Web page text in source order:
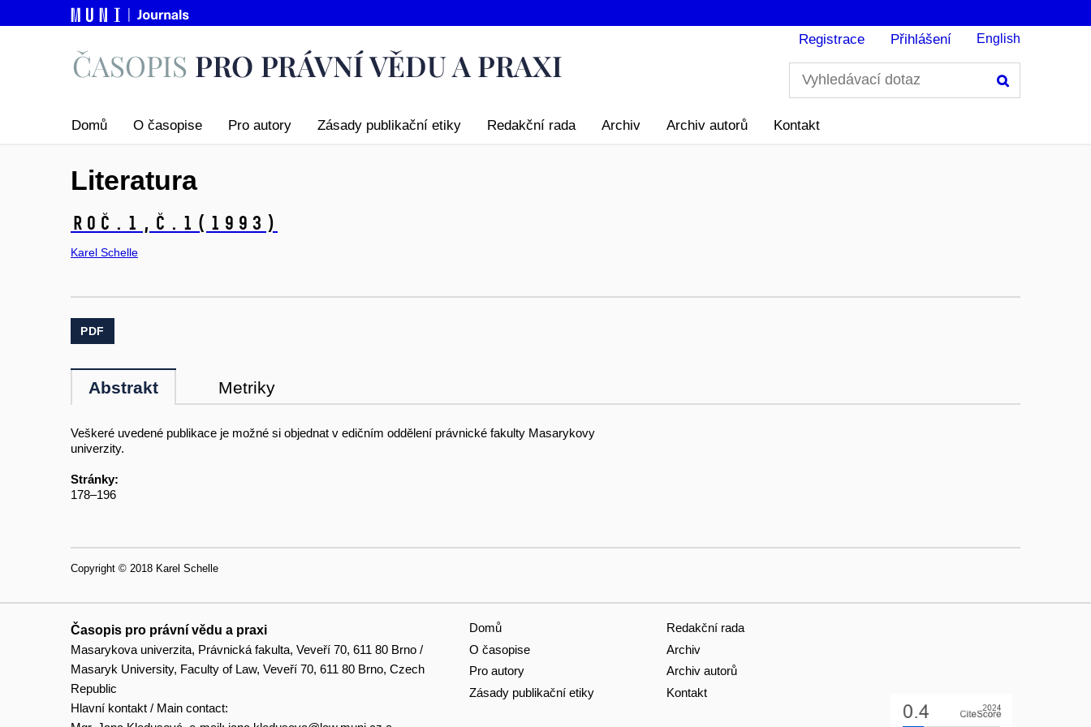
Registrace Přihlášení English
Domů O časopise Pro autory Zásady publikační etiky Redakční rada Archiv Archiv autorů Kontakt
Literatura
Roč.1, č.1 (1993)
Karel Schelle
PDF
Abstrakt Metriky
Veškeré uvedené publikace je možné si objednat v edičním oddělení právnické fakulty Masarykovy
univerzity.
Stránky:
178–196
Copyright © 2018 Karel Schelle
Časopis pro právní vědu a praxi
Masarykova univerzita, Právnická fakulta, Veveří 70, 611 80 Brno /
Masaryk University, Faculty of Law, Veveří 70, 611 80 Brno, Czech
Republic
Hlavní kontakt / Main contact:
Domů
O časopise
Pro autory
Zásady publikační etiky
Redakční rada
Archiv
Archiv autorů
Kontakt